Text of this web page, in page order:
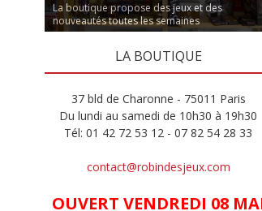
La boutique propose des jeux et des
nouveautés toutes les semaines
LA BOUTIQUE
37 bld de Charonne - 75011 Paris
Du lundi au samedi de 10h30 à 19h30
Tél: 01 42 72 53 12 - 07 82 54 28 33
contact@robindesjeux.com
OUVERT VENDREDI 08